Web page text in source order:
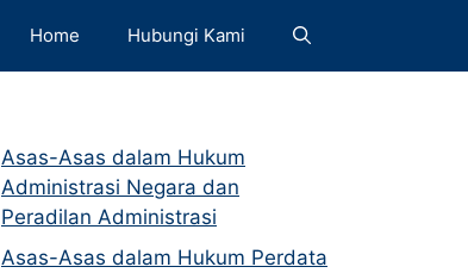
Home Hubungi Kami
Asas-Asas dalam Hukum
Administrasi Negara dan
Peradilan Administrasi
Asas-Asas dalam Hukum Perdata